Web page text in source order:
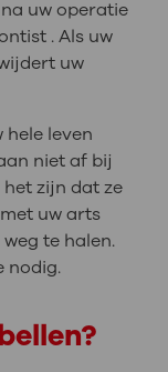
uw operatie
. Als uw
uw
leven
niet af bij
zijn dat ze
uw arts
te halen.
nodig.